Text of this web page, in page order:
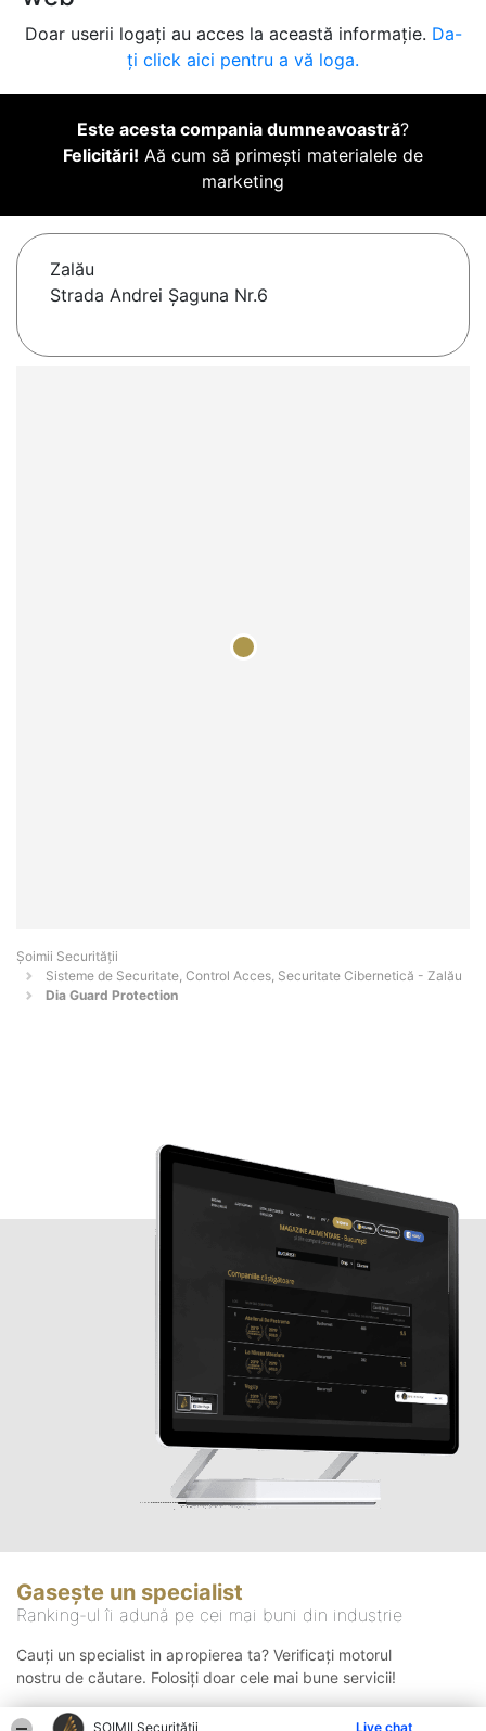
ȘOIMII Securității Live chat
Doar userii logați au acces la această informație. Da-
ți click aici pentru a vă loga.
Este acesta compania dumneavoastră?
Felicitări! Aă cum să primești materialele de
marketing
Zalău
Strada Andrei Șaguna Nr.6
Șoimii Securității
Sisteme de Securitate, Control Acces, Securitate Cibernetică - Zalău
Dia Guard Protection
Gasește un specialist
Ranking-ul îi adună pe cei mai buni din industrie
Cauți un specialist in apropierea ta? Verificați motorul
nostru de căutare. Folosiți doar cele mai bune servicii!